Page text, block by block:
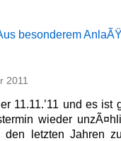
besonderem
2011
11.11.’11 und es ist
wieder
letzten Jahren